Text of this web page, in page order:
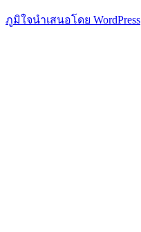
ภูมิใจนำเสนอโดย WordPress